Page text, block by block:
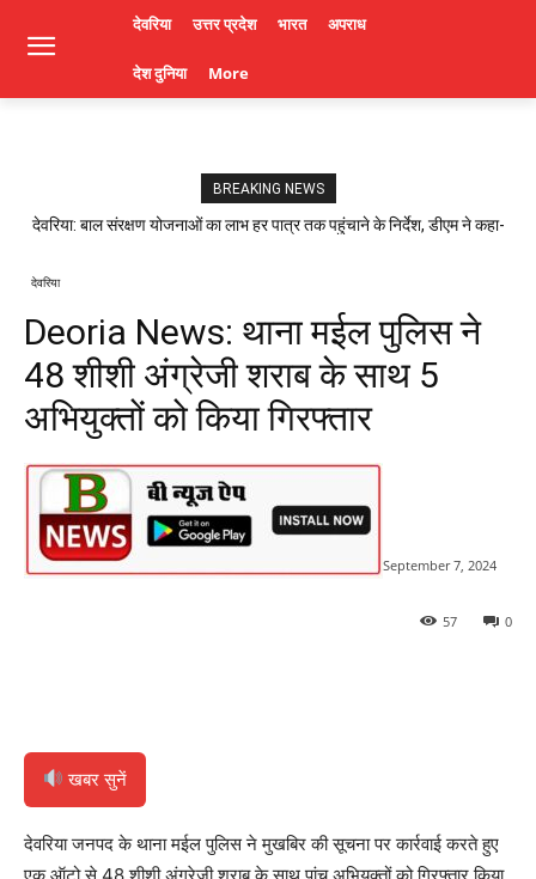
देवरिया उत्तर प्रदेश भारत अपराध
देश दुनिया More
BREAKING NEWS
देवरिया: बाल संरक्षण योजनाओं का लाभ हर पात्र तक पहुंचाने के निर्देश, डीएम ने कहा-
देवरिया
Deoria News: थाना मईल पुलिस ने
48 शीशी अंग्रेजी शराब के साथ 5
अभियुक्तों को किया गिरफ्तार
September 7, 2024
0
57
खबर सुनें
देवरिया जनपद के थाना मईल पुलिस ने मुखबिर की सूचना पर कार्रवाई करते हुए